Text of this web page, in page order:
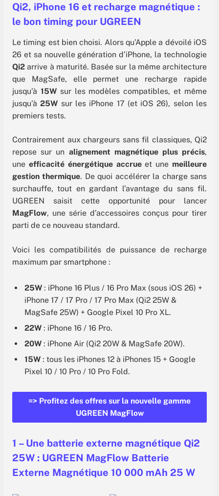
Qi2, iPhone 16 et recharge magnétique :
le bon timing pour UGREEN
Le timing est bien choisi. Alors qu’Apple a dévoilé iOS
26 et sa nouvelle génération d’iPhone, la technologie
Qi2 arrive à maturité. Basée sur la même architecture
que MagSafe, elle permet une recharge rapide
jusqu’à 15Wsur les modèles compatibles, et même
jusqu’à25W sur les iPhone 17 (et iOS 26), selon les
premiers tests.
Contrairement aux chargeurs sans fil classiques, Qi2
repose sur un alignement magnétique plus précis,
une efficacité énergétique accrueet une meilleure
gestion thermique. De quoi accélérer la charge sans
surchauffe, tout en gardant l’avantage du sans fil.
UGREEN saisit cette opportunité pour lancer
MagFlow, une série d’accessoires conçus pour tirer
parti de ce nouveau standard.
Voici les compatibilités de puissance de recharge
maximum par smartphone :
25W : iPhone 16 Plus / 16 Pro Max (sous iOS 26) +
iPhone 17 / 17 Pro / 17 Pro Max (Qi2 25W &
MagSafe 25W) + Google Pixel 10 Pro XL.
22W : iPhone 16 / 16 Pro.
20W : iPhone Air (Qi2 20W & MagSafe 20W).
15W : tous les iPhones 12 à iPhones 15 + Google
Pixel 10 / 10 Pro / 10 Pro Fold.
=> Profitez des offres sur la nouvelle gamme
UGREEN MagFlow
1 – Une batterie externe magnétique Qi2
25W : UGREEN MagFlow Batterie
Externe Magnétique 10 000 mAh 25 W